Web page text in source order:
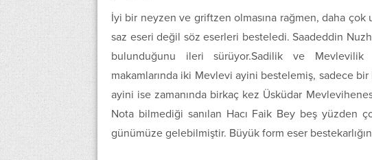
İyi bir neyzen ve griftzen olmasına rağmen, daha çok
saz eseri değil söz eserleri besteledi. Saadeddin
bulunduğunu ileri sürüyor.Sadilik ve
makamlarında iki Mevlevi ayini bestelemiş, sadece
ayini ise zamanında birkaç kez Üsküdar
Nota bilmediği sanılan Hacı Faik Bey beş yüzden
günümüze gelebilmiştir. Büyük form eser